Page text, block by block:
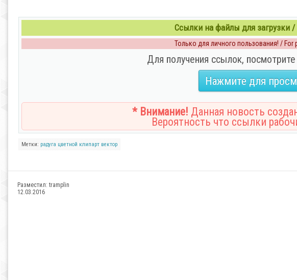
Ссылки на файлы для загрузки /
Только для личного пользования! / For
Для получения ссылок,
Нажмите для
* Внимание! Данная новость
Вероятность что ссылки
Метки: радуга цветной клипарт вектор
Разместил: tramplin
12.03.2016